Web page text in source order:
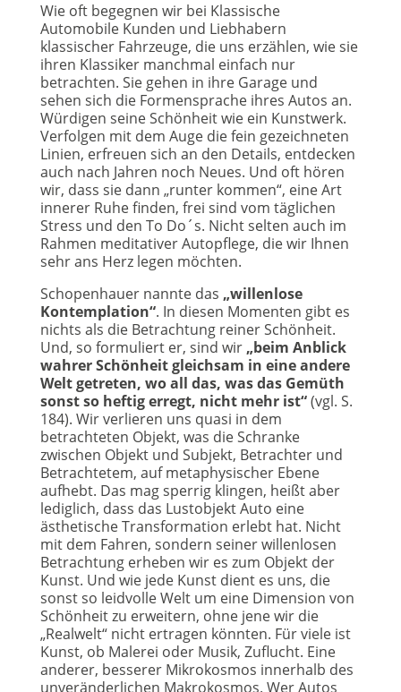
Wie oft begegnen wir bei Klassische
Automobile Kunden und Liebhabern
klassischer Fahrzeuge, die uns erzählen, wie sie
ihren Klassiker manchmal einfach nur
betrachten. Sie gehen in ihre Garage und
sehen sich die Formensprache ihres Autos an.
Würdigen seine Schönheit wie ein Kunstwerk.
Verfolgen mit dem Auge die fein gezeichneten
Linien, erfreuen sich an den Details, entdecken
auch nach Jahren noch Neues. Und oft hören
wir, dass sie dann „runter kommen“, eine Art
innerer Ruhe finden, frei sind vom täglichen
Stress und den To Do´s. Nicht selten auch im
Rahmen meditativer Autopflege, die wir Ihnen
sehr ans Herz legen möchten.
Schopenhauer nannte das „willenlose
Kontemplation“. In diesen Momenten gibt es
nichts als die Betrachtung reiner Schönheit.
Und, so formuliert er, sind wir „beim Anblick
wahrer Schönheit gleichsam in eine andere
Welt getreten, wo all das, was das Gemüth
sonst so heftig erregt, nicht mehr ist“(vgl. S.
184). Wir verlieren uns quasi in dem
betrachteten Objekt, was die Schranke
zwischen Objekt und Subjekt, Betrachter und
Betrachtetem, auf metaphysischer Ebene
aufhebt. Das mag sperrig klingen, heißt aber
lediglich, dass das Lustobjekt Auto eine
ästhetische Transformation erlebt hat. Nicht
mit dem Fahren, sondern seiner willenlosen
Betrachtung erheben wir es zum Objekt der
Kunst. Und wie jede Kunst dient es uns, die
sonst so leidvolle Welt um eine Dimension von
Schönheit zu erweitern, ohne jene wir die
„Realwelt“ nicht ertragen könnten. Für viele ist
Kunst, ob Malerei oder Musik, Zuflucht. Eine
anderer, besserer Mikrokosmos innerhalb des
unveränderlichen Makrokosmos. Wer Autos